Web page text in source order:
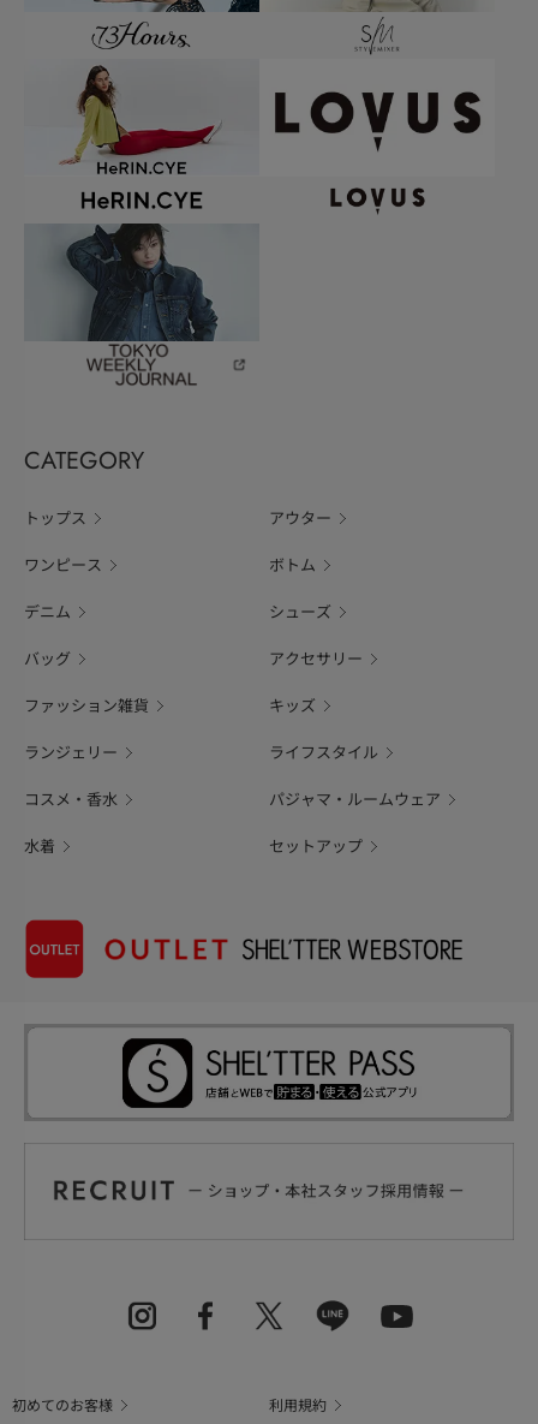
CATEGORY
トップス アウター
ワンピース ボトム
デニム シューズ
バッグ アクセサリー
ファッション雑貨 キッズ
ランジェリー ライフスタイル
コスメ・香水 パジャマ・ルームウェア
水着 セットアップ
初めてのお客様 利用規約